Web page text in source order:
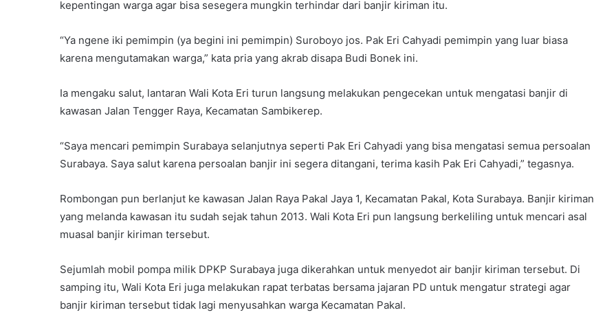
kepentingan warga agar bisa sesegera mungkin terhindar dari banjir kiriman itu.
“Ya ngene iki pemimpin (ya begini ini pemimpin) Suroboyo jos. Pak Eri Cahyadi pemimpin yang luar biasa
karena mengutamakan warga,” kata pria yang akrab disapa Budi Bonek ini.
Ia mengaku salut, lantaran Wali Kota Eri turun langsung melakukan pengecekan untuk mengatasi banjir di
kawasan Jalan Tengger Raya, Kecamatan Sambikerep.
“Saya mencari pemimpin Surabaya selanjutnya seperti Pak Eri Cahyadi yang bisa mengatasi semua persoalan
Surabaya. Saya salut karena persoalan banjir ini segera ditangani, terima kasih Pak Eri Cahyadi,” tegasnya.
Rombongan pun berlanjut ke kawasan Jalan Raya Pakal Jaya 1, Kecamatan Pakal, Kota Surabaya. Banjir kiriman
yang melanda kawasan itu sudah sejak tahun 2013. Wali Kota Eri pun langsung berkeliling untuk mencari asal
muasal banjir kiriman tersebut.
Sejumlah mobil pompa milik DPKP Surabaya juga dikerahkan untuk menyedot air banjir kiriman tersebut. Di
samping itu, Wali Kota Eri juga melakukan rapat terbatas bersama jajaran PD untuk mengatur strategi agar
banjir kiriman tersebut tidak lagi menyusahkan warga Kecamatan Pakal.